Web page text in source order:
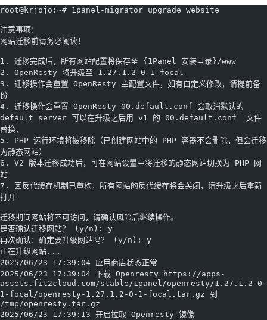
root@krjojo:~# 1panel-migrator upgrade website
注意事项：
网站迁移前请务必阅读！
1. 迁移完成后，所有网站配置将保存至 {1Panel 安装目录}/www
2. OpenResty 将升级至 1.27.1.2-0-1-focal
3. 迁移操作会重置 OpenResty 主配置文件，如有自定义修改，请提前备
份
4. 迁移操作会重置 OpenResty 00.default.conf 会取消默认的
default_server 可以在升级之后用 v1 的 00.default.conf  文件
替换，
5. PHP 运行环境将被移除（已创建网站中的 PHP 容器不会删除，但会迁移
为静态网站）
6. V2 版本迁移成功后，可在网站设置中将迁移的静态网站切换为 PHP 网
站
7. 因反代缓存机制已重构，所有网站的反代缓存将会关闭，请升级之后重新
打开
迁移期间网站将不可访问，请确认风险后继续操作。
是否确认迁移网站？ (y/n): y
再次确认：确定要升级网站吗？ (y/n): y
正在升级网站...
2025/06/23 17:39:04 应用商店状态正常
2025/06/23 17:39:04 下载 Openresty https://apps-
assets.fit2cloud.com/stable/1panel/openresty/1.27.1.2-0-
1-focal/openresty-1.27.1.2-0-1-focal.tar.gz 到
/tmp/openresty.tar.gz
2025/06/23 17:39:13 开启拉取 Openresty 镜像